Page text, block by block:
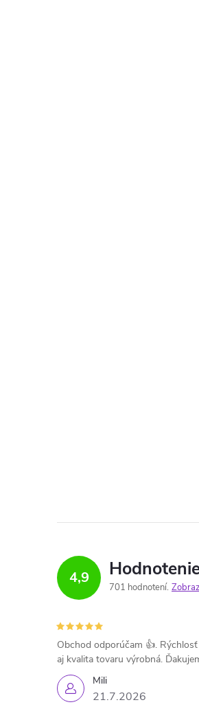
4,9
701 hodnotení
Mili
21.7.2026
Obchod odporúčam 👍.
aj kvalita tovaru výrobná.